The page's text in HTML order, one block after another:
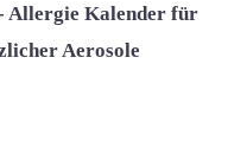
Allergie Kalender für
Aerosole